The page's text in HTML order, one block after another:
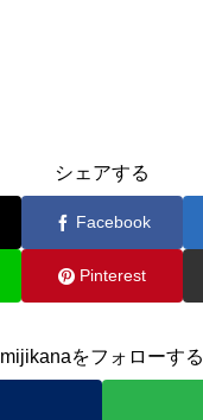
シェアする
Facebook
Pinterest
mijikanaをフォローする